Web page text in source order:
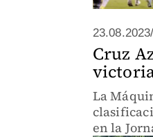
23.08.2023/
Cruz
La
en la